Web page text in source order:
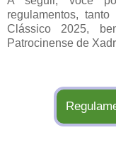
regulamentos,
Clássico 2025,
Patrocinense de